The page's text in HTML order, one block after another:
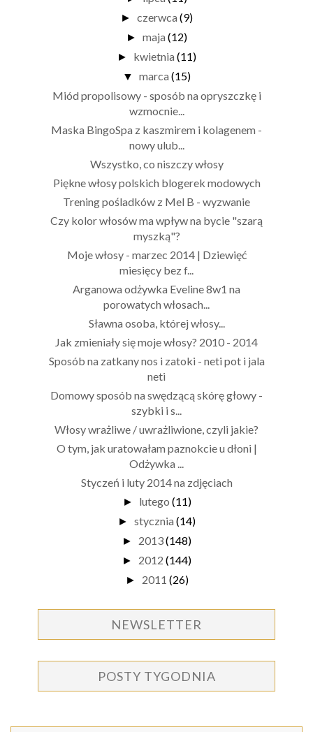
► czerwca (9)
► maja (12)
► kwietnia (11)
▼ marca (15)
Miód propolisowy - sposób na opryszczkę i
wzmocnie...
Maska BingoSpa z kaszmirem i kolagenem -
nowy ulub...
Wszystko, co niszczy włosy
Piękne włosy polskich blogerek modowych
Trening pośladków z Mel B - wyzwanie
Czy kolor włosów ma wpływ na bycie "szarą
myszką"?
Moje włosy - marzec 2014 | Dziewięć
miesięcy bez f...
Arganowa odżywka Eveline 8w1 na
porowatych włosach...
Sławna osoba, której włosy...
Jak zmieniały się moje włosy? 2010 - 2014
Sposób na zatkany nos i zatoki - neti pot i jala
neti
Domowy sposób na swędzącą skórę głowy -
szybki i s...
Włosy wrażliwe / uwrażliwione, czyli jakie?
O tym, jak uratowałam paznokcie u dłoni |
Odżywka ...
Styczeń i luty 2014 na zdjęciach
► lutego (11)
► stycznia (14)
► 2013(148)
► 2012 (144)
► 2011 (26)
NEWSLETTER
POSTY TYGODNIA